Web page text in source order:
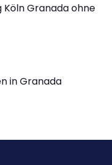
Granada ohne
in Granada